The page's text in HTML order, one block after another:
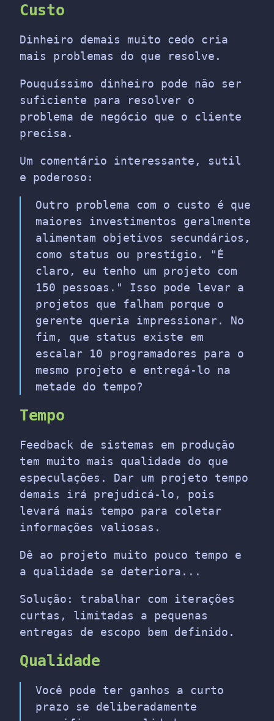
Custo
Dinheiro demais muito cedo cria
mais problemas do que resolve.
Pouquíssimo dinheiro pode não ser
suficiente para resolver o
problema de negócio que o cliente
precisa.
Um comentário interessante, sutil
e poderoso:
Outro problema com o custo é que
maiores investimentos geralmente
alimentam objetivos secundários,
como status ou prestígio. "É
claro, eu tenho um projeto com
150 pessoas." Isso pode levar a
projetos que falham porque o
gerente queria impressionar. No
fim, que status existe em
escalar 10 programadores para o
mesmo projeto e entregá-lo na
metade do tempo?
Tempo
Feedback de sistemas em produção
tem muito mais qualidade do que
especulações. Dar um projeto tempo
demais irá prejudicá-lo, pois
levará mais tempo para coletar
informações valiosas.
Dê ao projeto muito pouco tempo e
a qualidade se deteriora...
Solução: trabalhar com iterações
curtas, limitadas a pequenas
entregas de escopo bem definido.
Qualidade
Você pode ter ganhos a curto
prazo se deliberadamente